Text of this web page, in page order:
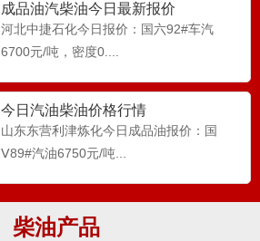
成品油汽柴油今日最新报价
河北中捷石化今日报价：国六92#车汽
6700元/吨，密度0....
今日汽油柴油价格行情
山东东营利津炼化今日成品油报价：国
Ⅴ89#汽油6750元/吨...
柴油产品
柴油_0号柴油_工程机械应用
0号柴油在工程机械主要应用于电喷车,钩
机,挖掘机，压路机，搅...
-10号柴油
...